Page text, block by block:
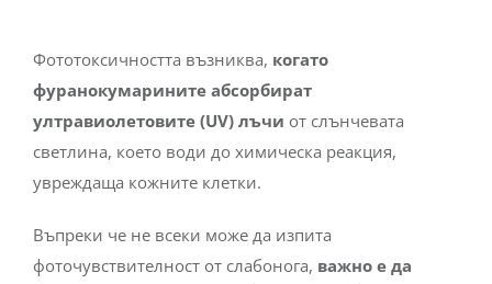
Фототоксичността възниква, когато
фуранокумарините абсорбират
ултравиолетовите (UV) лъчи от слънчевата
светлина, което води до химическа реакция,
увреждаща кожните клетки.
Въпреки че не всеки може да изпита
фоточувствителност от слабонога, важно е да